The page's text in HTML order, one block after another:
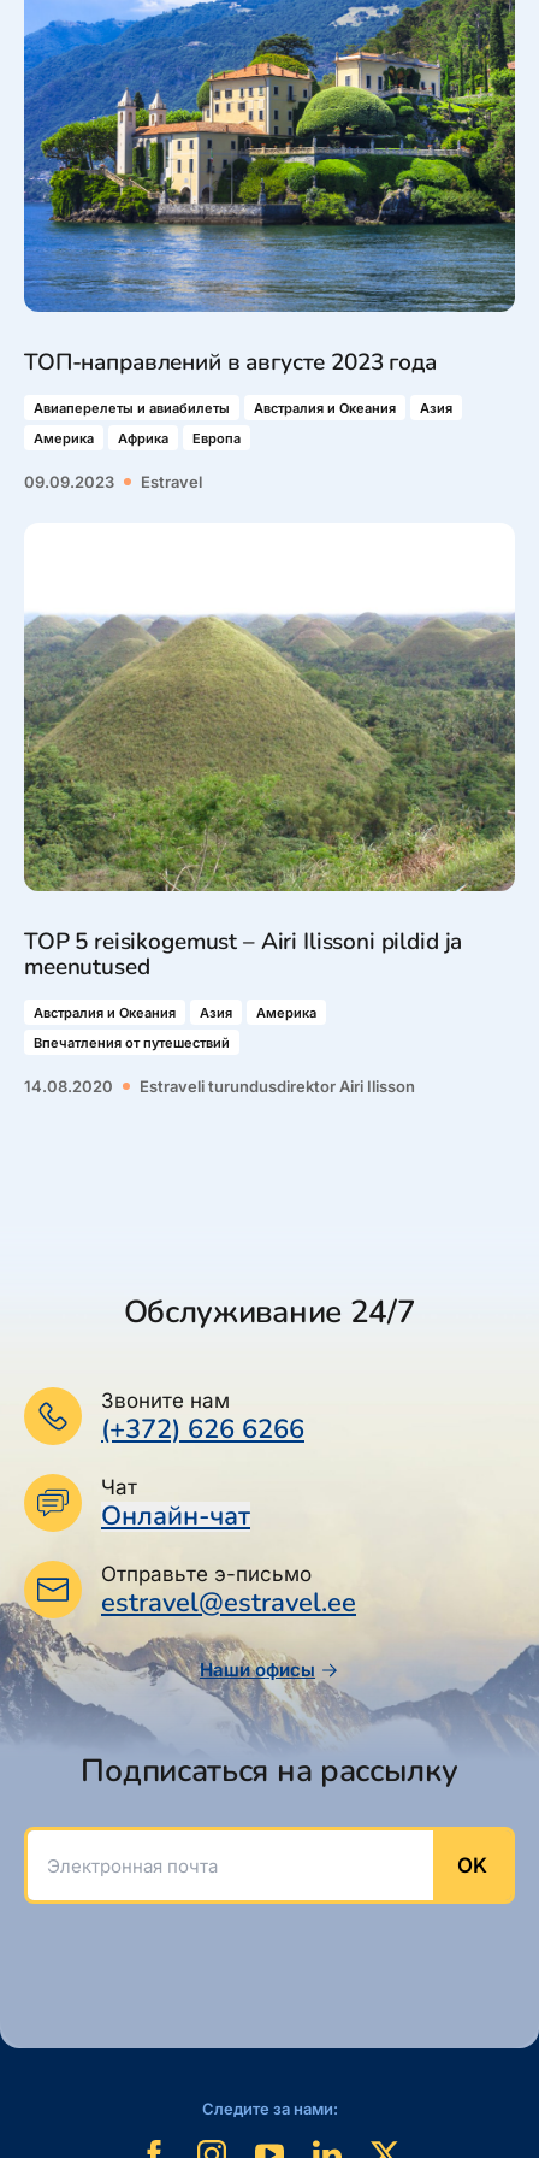
Подарочная карта Estravel
Reisikaubad.ee
Airalo eSIM
Бонусные пункты, Золотая карточка, Platinum
Club...
Золотая карточка
Platinum Club
Бонусные пункты
О нас
О компании, контакты, наши консультанты,
новости...
О компании
Контакты
Наши консультанты
Приходите на работу
ТОП-направлений в августе 2023 года
Авиаперелеты и авиабилеты Австралия и Океания
Азия
Америка
Африка Европа
09.09.2023 Estravel
TOP 5 reisikogemust – Airi Ilissoni pildid ja
meenutused
Австралия и Океания Азия
Америка
Впечатления от путешествий
14.08.2020 Estraveli turundusdirektor Airi Ilisson
Обслуживание 24/7
Звоните нам
(+372) 626 6266
Чат
Онлайн-чат
Отправьте э-письмо
estravel@estravel.ee
Наши офисы
Подписаться на рассылку
Электронная почта
OK
Следите за нами: